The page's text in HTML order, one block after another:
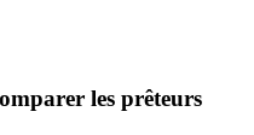
les prêteurs